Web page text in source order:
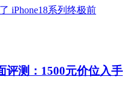
评测：1500元价位入手